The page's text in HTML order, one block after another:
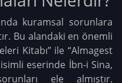
kuramsal sorunlara
Bu alandaki en önemli
Kitabı” ile “Almagest
isimli eserinde İbn-i Sina,
ele almıştır.